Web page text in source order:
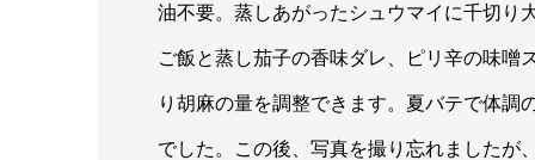
油不要。蒸しあがったシュウマイに千切り
ご飯と蒸し茄子の香味ダレ、ピリ辛の味噌
り胡麻の量を調整できます。夏バテで体調
でした。この後、写真を撮り忘れましたが